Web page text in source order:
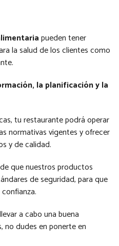
pueden tener
la salud de los clientes como
la planificación y la
tu restaurante podrá operar
normativas vigentes y ofrecer
y de calidad.
que nuestros productos
de seguridad, para que
a cabo una buena
dudes en ponerte en